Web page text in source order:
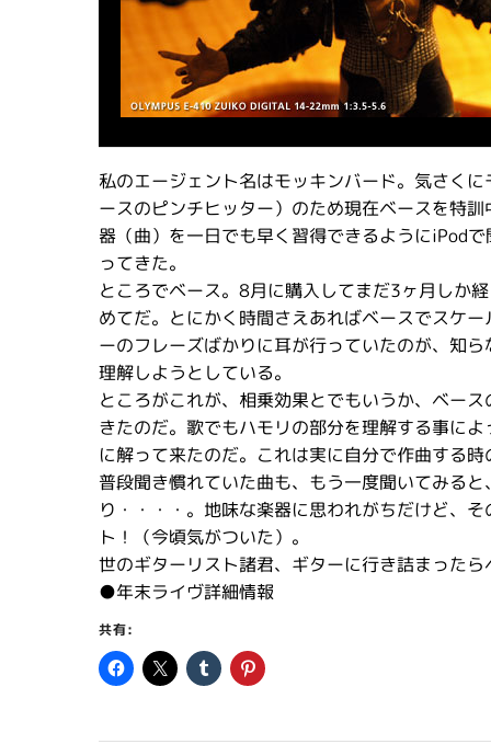
私のエージェント名はモッキンバード。気さく
ースのピンチヒッター）のため現在ベースを特
器（曲）を一日でも早く習得できるようにiPod
ってきた。
ところでベース。8月に購入してまだ3ヶ月しか
めてだ。とにかく時間さえあればベースでスケ
ーのフレーズばかりに耳が行っていたのが、知
理解しようとしている。
ところがこれが、相乗効果とでもいうか、ベー
きたのだ。歌でもハモリの部分を理解する事に
に解って来たのだ。これは実に自分で作曲する
普段聞き慣れていた曲も、もう一度聞いてみる
り・・・・。地味な楽器に思われがちだけど、
ト！（今頃気がついた）。
世のギターリスト諸君、ギターに行き詰まった
●年末ライヴ詳細情報
共有: